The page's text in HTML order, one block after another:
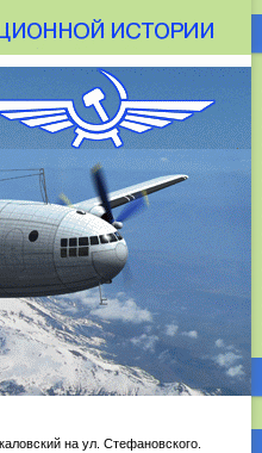
на ул. Стефановского.